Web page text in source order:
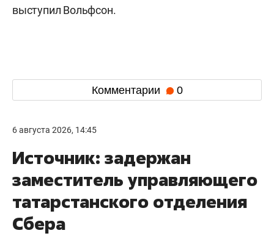
выступил Вольфсон.
Комментарии 0
6 августа 2026, 14:45
Источник: задержан
заместитель управляющего
татарстанского отделения
Сбера